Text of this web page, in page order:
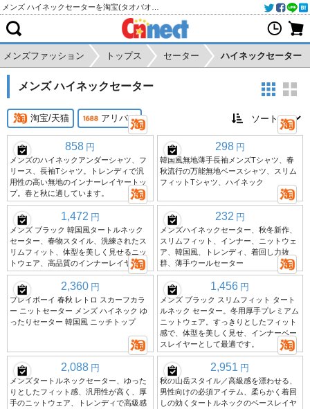
メンズファッション トップス セーター ハイネックセーター
メンズ ハイネックセーター
淘宝/天猫 アリババ
858 円
メンズのハイネックアンダーシャツ、フ
リース、長袖Tシャツ。トレンディで汎
用性の高い無地のインナーレイヤートッ
プ。春と秋に適しています。
298 円
韓国風無地薄手長袖メンズTシャツ、春
秋流行の万能無地ベースシャツ、スリム
フィットTシャツ、ハイネック
1,472 円
メンズ ブラック 韓国風タートルネック
セーター、春物スタイル、洗練されたス
リムフィット、体型を美しく見せるニッ
トウェア、高品質のインナーレイヤー。
232 円
メンズハイネックセーター、秋冬新作、
スリムフィット、インナー、ニットウェ
ア、韓国風、トレンディ、着回し力抜
群、薄手ウールセーター
2,360 円
プレイボーイ 春秋 レトロ スカーフカラ
ー ニットセーター メンズ ハイネック ゆ
ったりセーター 韓国風 ニッチトップ
1,456 円
メンズ ブラック スリムフィット タート
ルネック セーター。冬用厚手プレミアム
ニットウェア。すっきりとしたフィット
感で、体型を美しく見せ、インナーベー
スレイヤーとして最適です。
2,088 円
メンズタートルネックセーター、ゆった
りとしたフィット感、汎用性が高く、厚
手のニットウェア、トレンディで高級感
2,951 円
秋の山岳スタイル／高級感を漂わせる、
男性向けの必須アイテム、柔らかく着回
しの効くタートルネックのベースレイヤ